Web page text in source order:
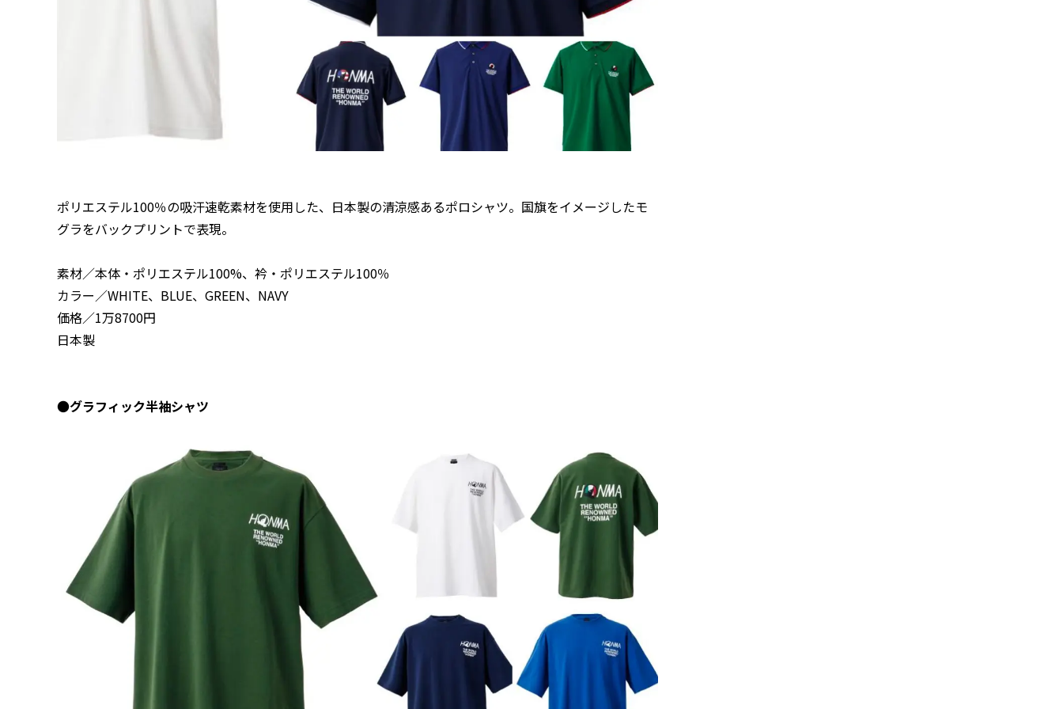
ポリエステル100％の吸汗速乾素材を使用した、日本製の清涼感あるポロシャツ。国旗をイメージしたモ
グラをバックプリントで表現。
素材／本体・ポリエステル100%、衿・ポリエステル100％
カラー／WHITE、BLUE、GREEN、NAVY
価格／1万8700円
日本製
●グラフィック半袖シャツ